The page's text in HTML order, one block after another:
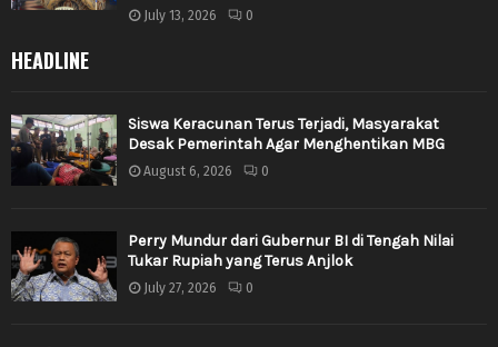
July 13, 2026 0
HEADLINE
Siswa Keracunan Terus Terjadi, Masyarakat
Desak Pemerintah Agar Menghentikan MBG
August 6, 2026 0
Perry Mundur dari Gubernur BI di Tengah Nilai
Tukar Rupiah yang Terus Anjlok
July 27, 2026 0